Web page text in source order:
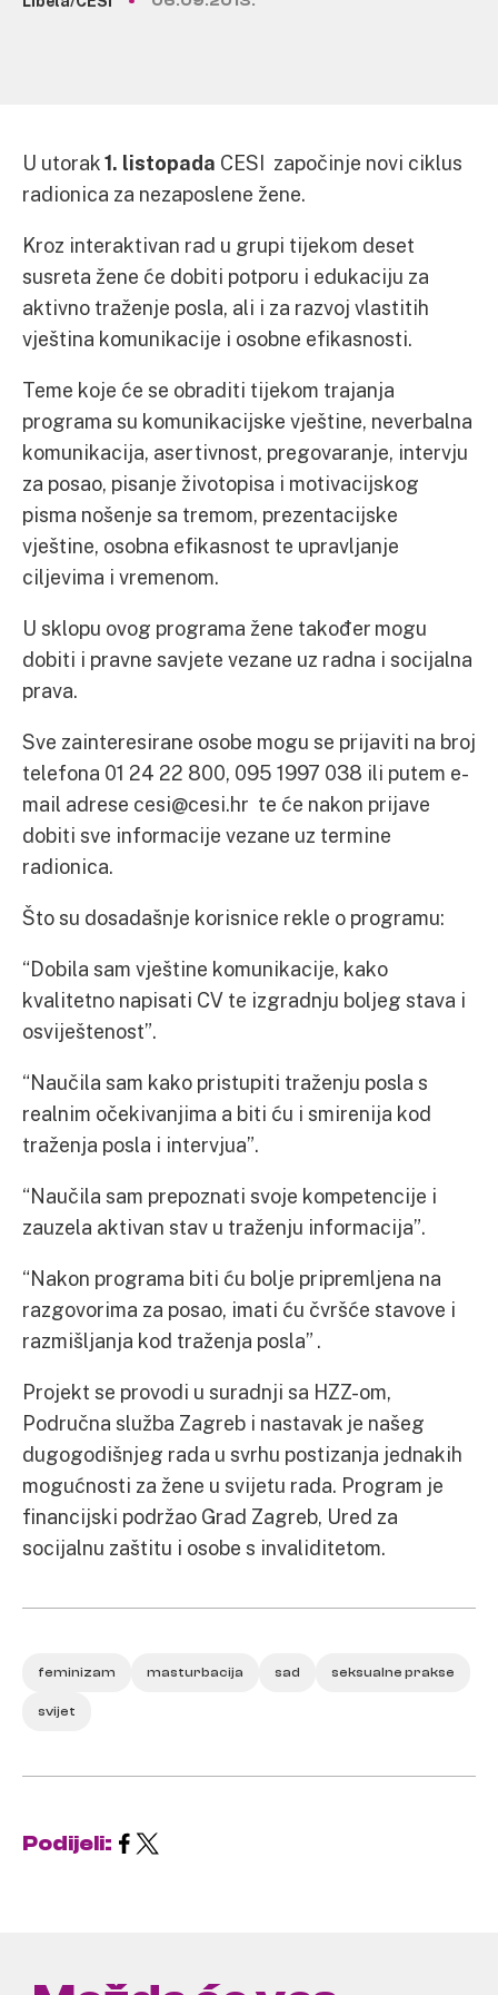
U utorak1. listopada CESI započinje novi ciklus
radionica za nezaposlene žene.
Kroz interaktivan rad u grupi tijekom deset
susreta žene će dobiti potporu i edukaciju za
aktivno traženje posla, ali i za razvoj vlastitih
vještina komunikacije i osobne efikasnosti.
Teme koje će se obraditi tijekom trajanja
programa su komunikacijske vještine, neverbalna
komunikacija, asertivnost, pregovaranje, intervju
za posao, pisanje životopisa i motivacijskog
pisma nošenje sa tremom, prezentacijske
vještine, osobna efikasnost te upravljanje
ciljevima i vremenom.
U sklopu ovog programa žene također mogu
dobiti i pravne savjete vezane uz radna i socijalna
prava.
Sve zainteresirane osobe mogu se prijaviti na broj
telefona 01 24 22 800, 095 1997 038 ili putem e-
mail adrese cesi@cesi.hr te će nakon prijave
dobiti sve informacije vezane uz termine
radionica.
Što su dosadašnje korisnice rekle o programu:
“Dobila sam vještine komunikacije, kako
kvalitetno napisati CV te izgradnju boljeg stava i
osviještenost”.
“Naučila sam kako pristupiti traženju posla s
realnim očekivanjima a biti ću i smirenija kod
traženja posla i intervjua”.
“Naučila sam prepoznati svoje kompetencije i
zauzela aktivan stav u traženju informacija”.
“Nakon programa biti ću bolje pripremljena na
razgovorima za posao, imati ću čvršće stavove i
razmišljanja kod traženja posla” .
Projekt se provodi u suradnji sa HZZ-om,
Područna služba Zagreb i nastavak je našeg
dugogodišnjeg rada u svrhu postizanja jednakih
mogućnosti za žene u svijetu rada. Program je
financijski podržao Grad Zagreb, Ured za
socijalnu zaštitu i osobe s invaliditetom.
feminizam masturbacija sad seksualne prakse
svijet
Podijeli: